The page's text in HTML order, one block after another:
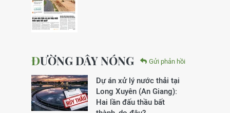
ĐƯỜNG DÂY NÓNG Gửi phản hồi
Dự án xử lý nước thải tại
Long Xuyên (An Giang):
Hai lần đấu thầu bất